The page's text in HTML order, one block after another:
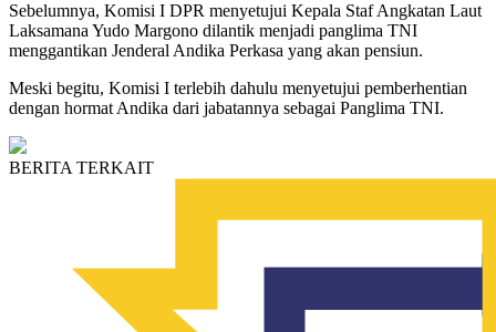
Sebelumnya, Komisi I DPR menyetujui Kepala Staf Angkatan Laut
Laksamana Yudo Margono dilantik menjadi panglima TNI
menggantikan Jenderal Andika Perkasa yang akan pensiun.
Meski begitu, Komisi I terlebih dahulu menyetujui pemberhentian
dengan hormat Andika dari jabatannya sebagai Panglima TNI.
BERITA TERKAIT